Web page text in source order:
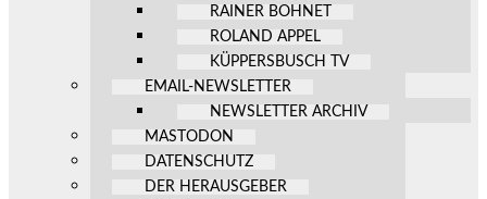
RAINER BOHNET
ROLAND APPEL
KÜPPERSBUSCH TV
EMAIL-NEWSLETTER
NEWSLETTER ARCHIV
MASTODON
DATENSCHUTZ
DER HERAUSGEBER